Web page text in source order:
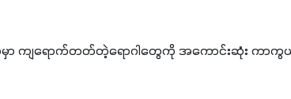
ကျရောက်တတ်တဲ့ရောဂါတွေကို အကောင်းဆုံး ကာကွ